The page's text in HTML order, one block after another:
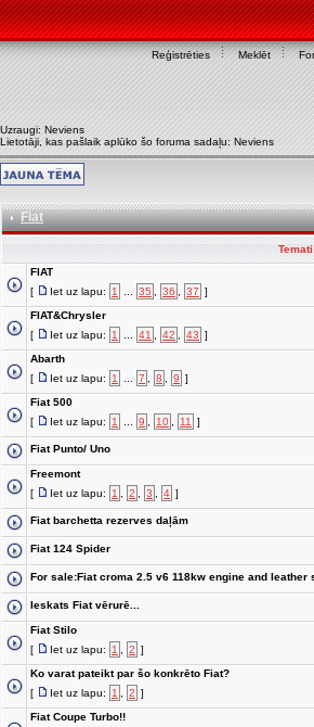
Reģistrēties Meklēt
Uzraugi: Neviens
Lietotāji, kas pašlaik aplūko šo foruma sadaļu: Neviens
Fiat
Temati
FIAT
[
Iet uz lapu: 1 35 36 37 ]
FIAT&Chrysler
[
Iet uz lapu: 1 41 42 43 ]
Abarth
[
Iet uz lapu: 1 7 8 9 ]
Fiat 500
[
Iet uz lapu: 1 9 10 11 ]
Fiat Punto/ Uno
Freemont
[
Iet uz lapu: 1 2 3 4 ]
Fiat barchetta rezerves daļām
Fiat 124 Spider
For sale:Fiat croma 2.5 v6 118kw engine and leather
Ieskats Fiat vērurē...
Fiat Stilo
[
Iet uz lapu: 1 2 ]
Ko varat pateikt par šo konkrēto Fiat?
[
Iet uz lapu: 1 2 ]
Fiat Coupe Turbo!!